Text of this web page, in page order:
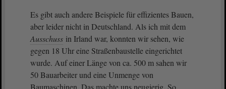
Es gibt auch andere Beispiele für effizientes Bauen,
aber leider nicht in Deutschland. Als ich mit dem
Ausschuss in Irland war, konnten wir sehen, wie
gegen 18 Uhr eine Straßenbaustelle eingerichtet
wurde. Auf einer Länge von ca. 500 m sahen wir
50 Bauarbeiter und eine Unmenge von
Baumaschinen. Das machte uns neugierig. So